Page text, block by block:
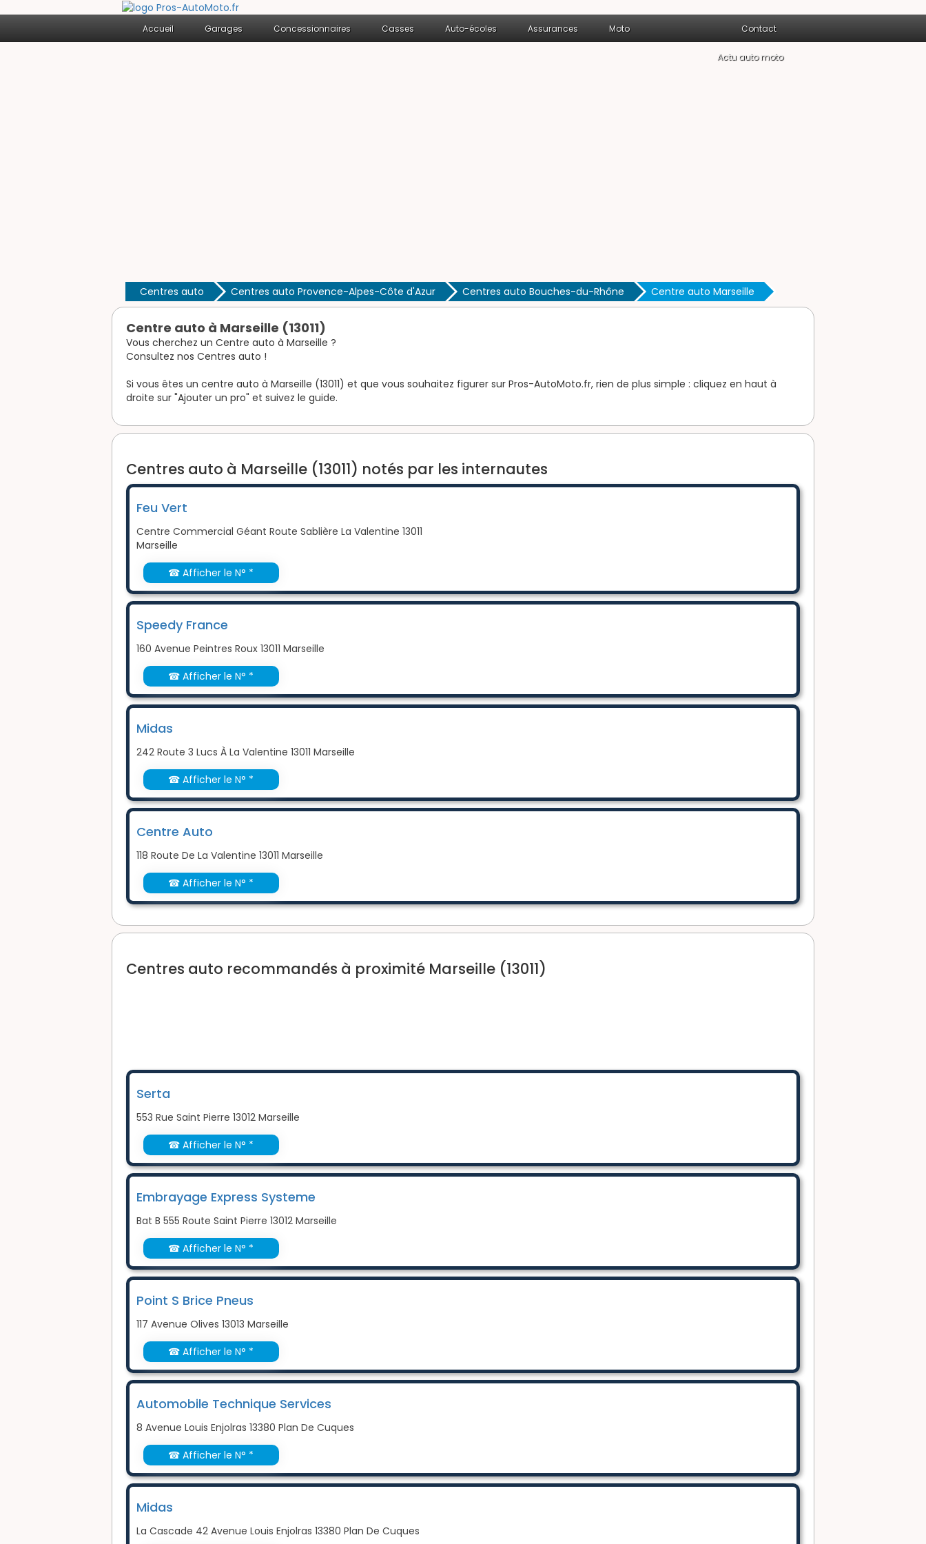
Accueil Garages Concessionnaires Casses Auto-écoles Assurances Moto Contact
Actu auto moto
Centres auto Centres auto Provence-Alpes-Côte d'Azur Centres auto Bouches-du-Rhône Centre auto Marseille
Centre auto à Marseille (13011)
Vous cherchez un Centre auto à Marseille ?
Consultez nos Centres auto !
Si vous êtes un centre auto à Marseille (13011) et que vous souhaitez figurer sur Pros-AutoMoto.fr, rien de plus simple : cliquez en haut à
droite sur "Ajouter un pro" et suivez le guide.
Centres auto à Marseille (13011) notés par les internautes
Feu Vert
Centre Commercial Géant Route Sablière La Valentine 13011
Marseille
☎ Afficher le N° *
Speedy France
160 Avenue Peintres Roux 13011 Marseille
☎ Afficher le N° *
Midas
242 Route 3 Lucs À La Valentine 13011 Marseille
☎ Afficher le N° *
Centre Auto
118 Route De La Valentine 13011 Marseille
☎ Afficher le N° *
Centres auto recommandés à proximité Marseille (13011)
Serta
553 Rue Saint Pierre 13012 Marseille
☎ Afficher le N° *
Embrayage Express Systeme
Bat B 555 Route Saint Pierre 13012 Marseille
☎ Afficher le N° *
Point S Brice Pneus
117 Avenue Olives 13013 Marseille
☎ Afficher le N° *
Automobile Technique Services
8 Avenue Louis Enjolras 13380 Plan De Cuques
☎ Afficher le N° *
Midas
La Cascade 42 Avenue Louis Enjolras 13380 Plan De Cuques